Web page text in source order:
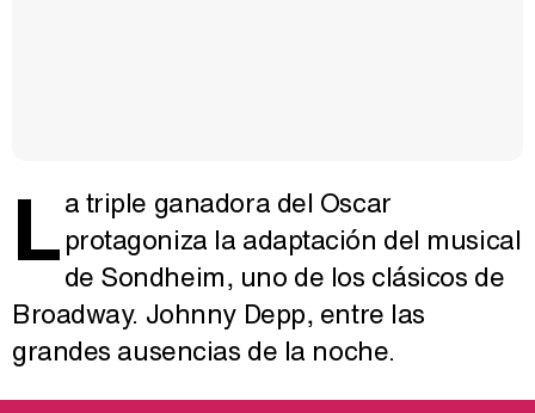
La triple ganadora del Oscar
protagoniza la adaptación del musical
de Sondheim, uno de los clásicos de
Broadway. Johnny Depp, entre las
grandes ausencias de la noche.